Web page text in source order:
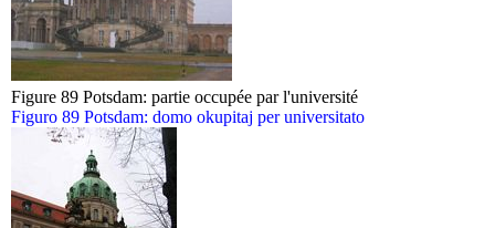
Figure 89 Potsdam: partie occupée par l'université
Figuro 89 Potsdam: domo okupitaj per universitato